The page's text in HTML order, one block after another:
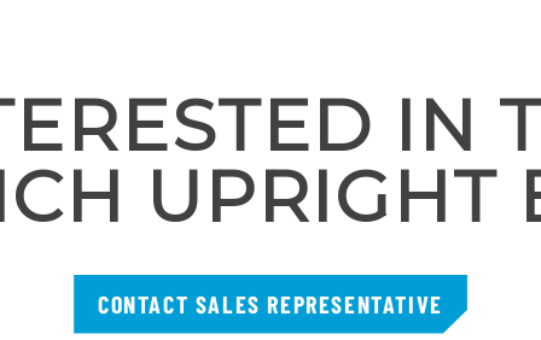
IN
UPRIGHT
CONTACT SALES REPRESENTATIVE